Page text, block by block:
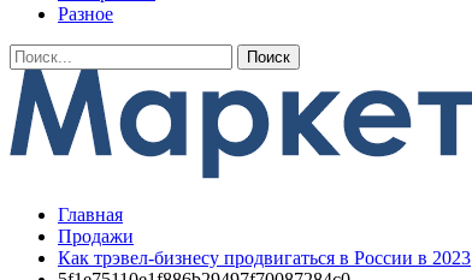
Разное
Главная
Продажи
Как трэвел-бизнесу продвигаться в России в 2023